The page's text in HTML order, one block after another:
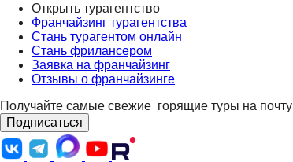
Открыть турагентство
Франчайзинг турагентства
Стань турагентом онлайн
Стань фрилансером
Заявка на франчайзинг
Отзывы о франчайзинге
Получайте самые свежие горящие туры на почту
Подписаться